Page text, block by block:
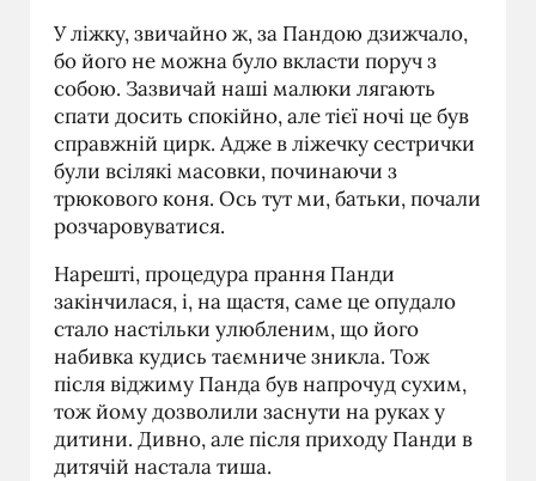
У ліжку, звичайно ж, за Пандою дзижчало,
бо його не можна було вкласти поруч з
собою. Зазвичай наші малюки лягають
спати досить спокійно, але тієї ночі це був
справжній цирк. Адже в ліжечку сестрички
були всілякі масовки, починаючи з
трюкового коня. Ось тут ми, батьки, почали
розчаровуватися.
Нарешті, процедура прання Панди
закінчилася, і, на щастя, саме це опудало
стало настільки улюбленим, що його
набивка кудись таємниче зникла. Тож
після віджиму Панда був напрочуд сухим,
тож йому дозволили заснути на руках у
дитини. Дивно, але після приходу Панди в
дитячій настала тиша.